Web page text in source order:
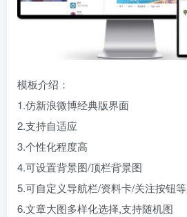
模板介绍：
1.仿新浪微博经典版界面
2.支持自适应
3.个性化程度高
4.可设置背景图/顶栏背景图
5.可自定义导航栏/资料卡/关注按钮等
6.文章大图多样化选择,支持随机图